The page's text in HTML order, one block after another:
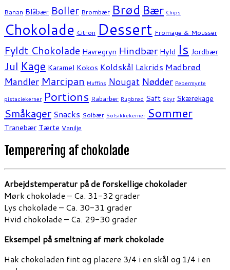
Banan Blåbær Boller Brombær Brød Bær Chips
Chokolade Citron Dessert Fromage & Mousser
Fyldt Chokolade Havregryn Hindbær Hyld Is Jordbær
Jul Kage Karamel Kokos Koldskål Lakrids Madbrød
Mandler Marcipan Muffins Nougat Nødder Pebermynte
pistaciekerner Portions Rabarber Rugbrød Saft Skyr Skærekage
Småkager Snacks Solbær Solsikkekerner Sommer
Tranebær Tærte Vanilje
Temperering af chokolade
Arbejdstemperatur på de forskellige chokolader
Mørk chokolade – Ca. 31-32 grader
Lys chokolade – Ca. 30-31 grader
Hvid chokolade – Ca. 29-30 grader
Eksempel på smeltning af mørk chokolade
Hak chokoladen fint og placere 3/4 i en skål og 1/4 i en